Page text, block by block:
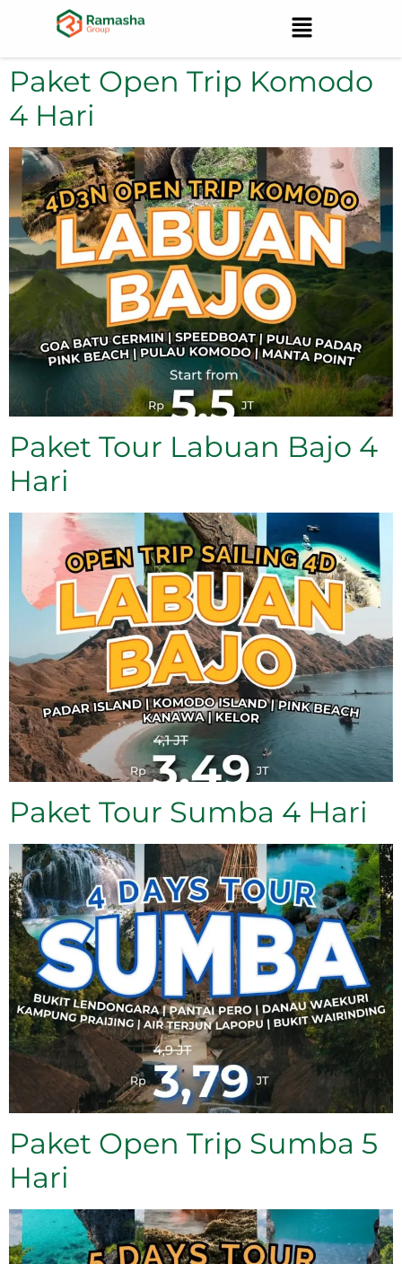
Paket Open Trip Komodo
4 Hari
Paket Tour Labuan Bajo 4
Hari
Paket Tour Sumba 4 Hari
Paket Open Trip Sumba 5
Hari